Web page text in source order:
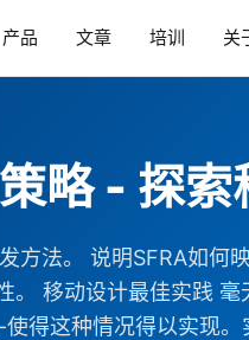
产品 文章 培训 关
略 - 探索
法。 说明SFRA如何
移动设计最佳实践
得这种情况得以实现